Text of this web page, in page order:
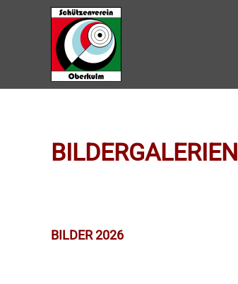
Zum Hauptinhalt springen
BILDERGALERIEN
BILDER 2026